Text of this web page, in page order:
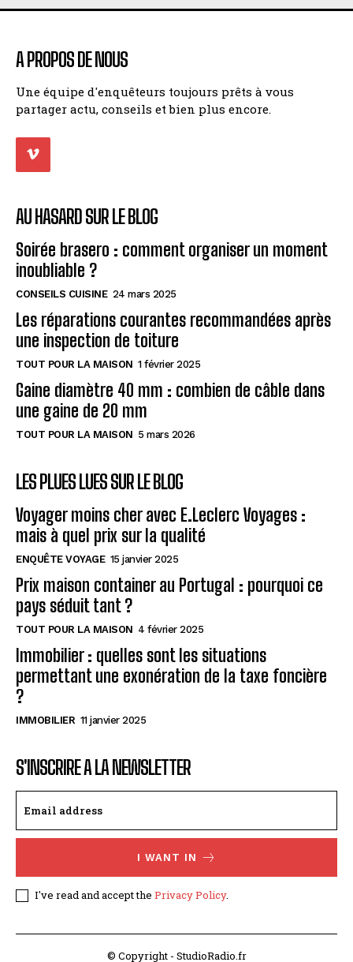
A PROPOS DE NOUS
Une équipe d'enquêteurs toujours prêts à vous
partager actu, conseils et bien plus encore.
AU HASARD SUR LE BLOG
Soirée brasero : comment organiser un moment
inoubliable ?
CONSEILS CUISINE 24 mars 2025
Les réparations courantes recommandées après
une inspection de toiture
TOUT POUR LA MAISON 1 février 2025
Gaine diamètre 40 mm : combien de câble dans
une gaine de 20 mm
TOUT POUR LA MAISON 5 mars 2026
LES PLUES LUES SUR LE BLOG
Voyager moins cher avec E.Leclerc Voyages :
mais à quel prix sur la qualité
ENQUÊTE VOYAGE 15 janvier 2025
Prix maison container au Portugal : pourquoi ce
pays séduit tant ?
TOUT POUR LA MAISON 4 février 2025
Immobilier : quelles sont les situations
permettant une exonération de la taxe foncière
?
IMMOBILIER 11 janvier 2025
S'INSCRIRE A LA NEWSLETTER
I WANT IN
I've read and accept the Privacy Policy.
© Copyright - StudioRadio.fr